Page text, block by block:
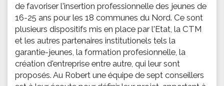
de favoriser l'insertion professionnelle des jeunes de
16-25 ans pour les 18 communes du Nord. Ce sont
plusieurs dispositifs mis en place par l'Etat, la CTM
et les autres partenaires institutionels tels la
garantie-jeunes, la formation profesionnelle, la
création d'entreprise entre autre, qui leur sont
proposés. Au Robert une équipe de sept conseillers